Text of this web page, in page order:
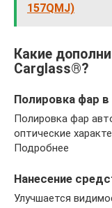
157QMJ)
Какие
Carglass®?
Полировка фар в
Полировка фар
оптические
Подробнее
Нанесение
Улучшается